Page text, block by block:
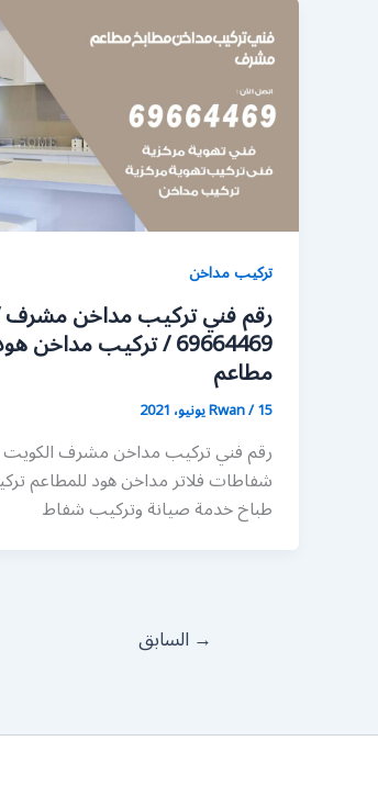
تركيب مداخن
رقم فني تركيب مداخن
69664469 / تركيب
مطاعم
Rwan/15 يونيو، 2021
رقم فني تركيب مداخن مشرف
شفاطات فلاتر مداخن هود للمطاعم
طباخ خدمة صيانة وتركيب شفاط
→ السابق